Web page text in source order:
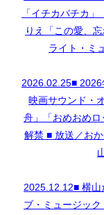
「イチカバチカ
りえ「この愛、
ライト・ミ
2026.02.25■
映画サウンド・
舟」「おめおめ
解禁 ■ 放送／お
2025.12.12■ 横山
ブ・ミュージッ